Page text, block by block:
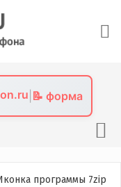
📝 форма
программы 7zip